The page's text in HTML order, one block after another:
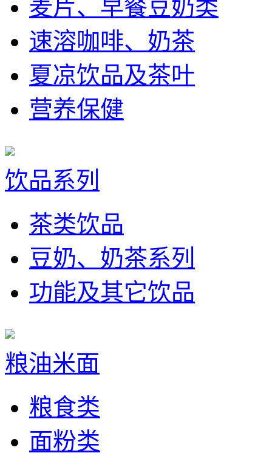
麦片、早餐豆奶类
速溶咖啡、奶茶
夏凉饮品及茶叶
营养保健
饮品系列
茶类饮品
豆奶、奶茶系列
功能及其它饮品
粮油米面
粮食类
面粉类